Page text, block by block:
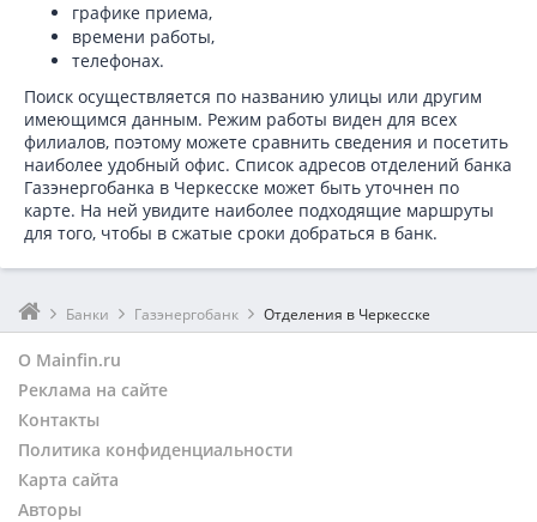
графике приема,
времени работы,
телефонах.
Поиск осуществляется по названию улицы или другим
имеющимся данным. Режим работы виден для всех
филиалов, поэтому можете сравнить сведения и посетить
наиболее удобный офис. Список адресов отделений банка
Газэнергобанка в Черкесске может быть уточнен по
карте. На ней увидите наиболее подходящие маршруты
для того, чтобы в сжатые сроки добраться в банк.
Банки Газэнергобанк Отделения в Черкесске
О Mainfin.ru
Реклама на сайте
Контакты
Политика конфиденциальности
Карта сайта
Авторы